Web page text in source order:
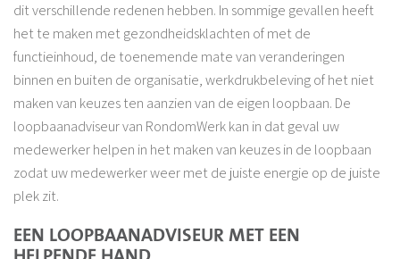
dit verschillende redenen hebben. In sommige gevallen heeft
het te maken met gezondheidsklachten of met de
functieinhoud, de toenemende mate van veranderingen
binnen en buiten de organisatie, werkdrukbeleving of het niet
maken van keuzes ten aanzien van de eigen loopbaan. De
loopbaanadviseur van RondomWerk kan in dat geval uw
medewerker helpen in het maken van keuzes in de loopbaan
zodat uw medewerker weer met de juiste energie op de juiste
plek zit.
EEN LOOPBAANADVISEUR MET EEN